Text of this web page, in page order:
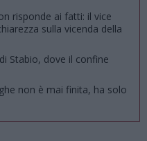
risponde ai fatti: il vice
sulla vicenda della
Stabio, dove il confine
non è mai finita, ha solo